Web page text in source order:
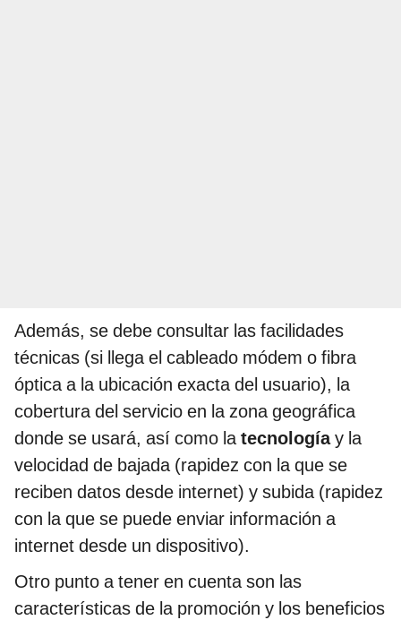
Además, se debe consultar las facilidades
técnicas (si llega el cableado módem o fibra
óptica a la ubicación exacta del usuario), la
cobertura del servicio en la zona geográfica
donde se usará, así como latecnologíay la
velocidad de bajada (rapidez con la que se
reciben datos desde internet) y subida (rapidez
con la que se puede enviar información a
internet desde un dispositivo).
Otro punto a tener en cuenta son las
características de la promoción y los beneficios